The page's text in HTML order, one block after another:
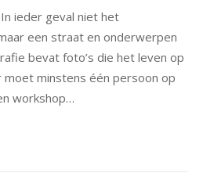
ieder geval niet het
een straat en onderwerpen
bevat foto’s die het leven op
minstens één persoon op
workshop…